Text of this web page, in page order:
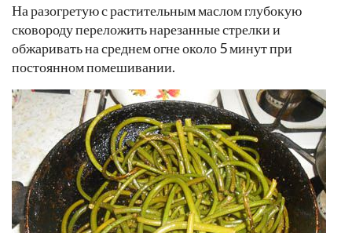
На разогретую с растительным маслом глубокую
сковороду переложить нарезанные стрелки и
обжаривать на среднем огне около 5 минут при
постоянном помешивании.